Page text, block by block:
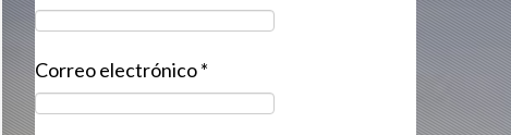
Correo electrónico*